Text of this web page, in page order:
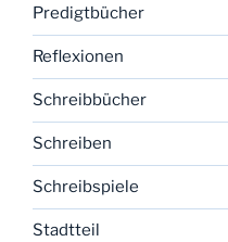
Predigtbücher
Reflexionen
Schreibbücher
Schreiben
Schreibspiele
Stadtteil